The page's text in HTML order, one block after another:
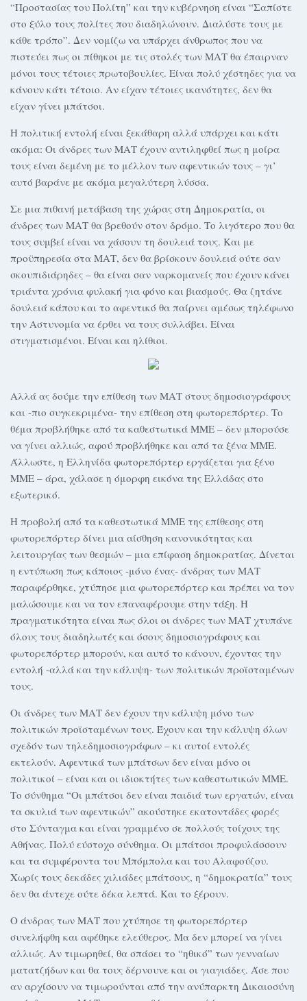
“Προστασίας του Πολίτη” και την κυβέρνηση είναι “Σαπίστε
στο ξύλο τους πολίτες που διαδηλώνουν. Διαλύστε τους με
κάθε τρόπο”. Δεν νομίζω να υπάρχει άνθρωπος που να
πιστεύει πως οι πίθηκοι με τις στολές των ΜΑΤ θα έπαιρναν
μόνοι τους τέτοιες πρωτοβουλίες. Είναι πολύ χέστηδες για να
κάνουν κάτι τέτοιο. Αν είχαν τέτοιες ικανότητες, δεν θα
είχαν γίνει μπάτσοι.
Η πολιτική εντολή είναι ξεκάθαρη αλλά υπάρχει και κάτι
ακόμα: Οι άνδρες των ΜΑΤ έχουν αντιληφθεί πως η μοίρα
τους είναι δεμένη με το μέλλον των αφεντικών τους – γι’
αυτό βαράνε με ακόμα μεγαλύτερη λύσσα.
Σε μια πιθανή μετάβαση της χώρας στη Δημοκρατία, οι
άνδρες των ΜΑΤ θα βρεθούν στον δρόμο. Το λιγότερο που θα
τους συμβεί είναι να χάσουν τη δουλειά τους. Και με
προϋπηρεσία στα ΜΑΤ, δεν θα βρίσκουν δουλειά ούτε σαν
σκουπιδιάρηδες – θα είναι σαν ναρκομανείς που έχουν κάνει
τριάντα χρόνια φυλακή για φόνο και βιασμούς. Θα ζητάνε
δουλειά κάπου και το αφεντικό θα παίρνει αμέσως τηλέφωνο
την Αστυνομία να έρθει να τους συλλάβει. Είναι
στιγματισμένοι. Είναι και ηλίθιοι.
Αλλά ας δούμε την επίθεση των ΜΑΤ στους δημοσιογράφους
και -πιο συγκεκριμένα- την επίθεση στη φωτορεπόρτερ. Το
θέμα προβλήθηκε από τα καθεστωτικά ΜΜΕ – δεν μπορούσε
να γίνει αλλιώς, αφού προβλήθηκε και από τα ξένα ΜΜΕ.
Άλλωστε, η Ελληνίδα φωτορεπόρτερ εργάζεται για ξένο
ΜΜΕ – άρα, χάλασε η όμορφη εικόνα της Ελλάδας στο
εξωτερικό.
Η προβολή από τα καθεστωτικά ΜΜΕ της επίθεσης στη
φωτορεπόρτερ δίνει μια αίσθηση κανονικότητας και
λειτουργίας των θεσμών – μια επίφαση δημοκρατίας. Δίνεται
η εντύπωση πως κάποιος -μόνο ένας- άνδρας των ΜΑΤ
παραφέρθηκε, χτύπησε μια φωτορεπόρτερ και πρέπει να τον
μαλώσουμε και να τον επαναφέρουμε στην τάξη. Η
πραγματικότητα είναι πως όλοι οι άνδρες των ΜΑΤ χτυπάνε
όλους τους διαδηλωτές και όσους δημοσιογράφους και
φωτορεπόρτερ μπορούν, και αυτό το κάνουν, έχοντας την
εντολή -αλλά και την κάλυψη- των πολιτικών προϊσταμένων
τους.
Οι άνδρες των ΜΑΤ δεν έχουν την κάλυψη μόνο των
πολιτικών προϊσταμένων τους. Έχουν και την κάλυψη όλων
σχεδόν των τηλεδημοσιογράφων – κι αυτοί εντολές
εκτελούν. Αφεντικά των μπάτσων δεν είναι μόνο οι
πολιτικοί – είναι και οι ιδιοκτήτες των καθεστωτικών ΜΜΕ.
Το σύνθημα “Οι μπάτσοι δεν είναι παιδιά των εργατών, είναι
τα σκυλιά των αφεντικών” ακούστηκε εκατοντάδες φορές
στο Σύνταγμα και είναι γραμμένο σε πολλούς τοίχους της
Αθήνας. Πολύ εύστοχο σύνθημα. Οι μπάτσοι προφυλάσσουν
και τα συμφέροντα του Μπόμπολα και του Αλαφούζου.
Χωρίς τους δεκάδες χιλιάδες μπάτσους, η “δημοκρατία” τους
δεν θα άντεχε ούτε δέκα λεπτά. Και το ξέρουν.
Ο άνδρας των ΜΑΤ που χτύπησε τη φωτορεπόρτερ
συνελήφθη και αφέθηκε ελεύθερος. Μα δεν μπορεί να γίνει
αλλιώς. Αν τιμωρηθεί, θα σπάσει το “ηθικό” των γενναίων
ματατζήδων και θα τους δέρνουνε και οι γιαγιάδες. Άσε που
αν αρχίσουν να τιμωρούνται από την ανύπαρκτη Δικαιοσύνη